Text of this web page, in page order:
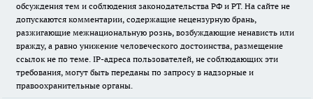
обсуждения тем и соблюдения законодательства РФ и РТ. На сайте не
допускаются комментарии, содержащие нецензурную брань,
разжигающие межнациональную рознь, возбуждающие ненависть или
вражду, а равно унижение человеческого достоинства, размещение
ссылок не по теме. IP-адреса пользователей, не соблюдающих эти
требования, могут быть переданы по запросу в надзорные и
правоохранительные органы.